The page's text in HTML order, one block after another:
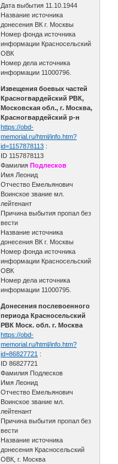
Дата выбытия 11.10.1944
Название источника
донесения ВК г. Москвы
Номер фонда источника
информации Красносельский
ОВК
Номер дела источника
информации 11000796.
Извещения боевых частей
Красногвардейский РВК,
Московская обл., г. Москва,
Красногвардейский р-н
https://obd-
memorial.ru/html/info.htm?
id=1157878113 :
ID 1157878113
ФамилияПодлесков
Имя Леонид
Отчество Емельянович
Воинское звание мл.
лейтенант
Причина выбытия пропал без
вести
Название источника
донесения ВК г. Москвы
Номер фонда источника
информации Красносельский
ОВК
Номер дела источника
информации 11000795.
Донесения послевоенного
периода Красносельский
РВК Моск. обл. г. Москва
https://obd-
memorial.ru/html/info.htm?
id=86827721 :
ID 86827721
Фамилия Подлесков
Имя Леонид
Отчество Емельянович
Воинское звание мл.
лейтенант
Причина выбытия пропал без
вести
Название источника
донесения Красносельский
ОВК, г. Москва